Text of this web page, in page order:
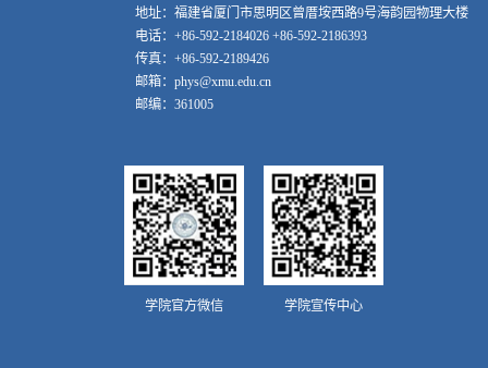
地址：福建省厦门市思明区曾厝垵西路9号海韵园物理大楼
电话：+86-592-2184026 +86-592-2186393
传真：+86-592-2189426
邮箱：phys@xmu.edu.cn
邮编：361005
学院官方微信 学院宣传中心